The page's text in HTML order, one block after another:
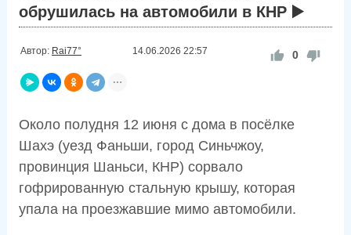
обрушилась на автомобили в КНР ▶️
Автор: Rai77° 14.06.2026 22:57 0
Около полудня 12 июня с дома в посёлке
Шахэ (уезд Фаньши, город Синьчжоу,
провинция Шаньси, КНР) сорвало
гофрированную стальную крышу, которая
упала на проезжавшие мимо автомобили.